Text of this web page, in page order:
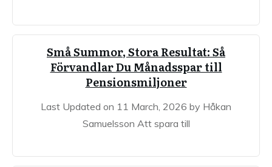
Små Summor, Stora Resultat: Så
Förvandlar Du Månadsspar till
Pensionsmiljoner
Last Updated on 11 March, 2026 by Håkan
Samuelsson Att spara till